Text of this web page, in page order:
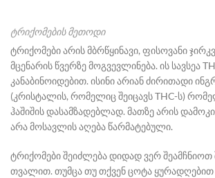
ტრიქომების მეთოდი
ტრიქომები არის მბრწყინავი, ფისოვანი
მცენარის წვერზე მოგვევლინება. ის სავსეა
კანაბინოიდებით. ისინი არიან ძირითადი
(კრისტალის, რომელიც შეიცავსTHC-ს)
ჰაშიშის დასამზადებლად. მათზე არის
არა მოსავლის აღება წარმატებული.
ტრიქომებიშეიძლება დიდად ვერ
თვალით. თუმცა თუ თქვენ ცოტა